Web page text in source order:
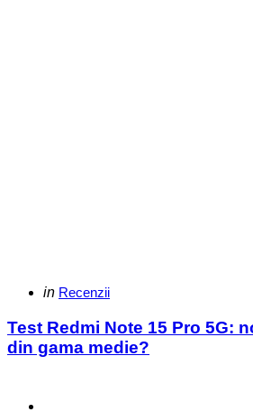
Categories
Posted
in Recenzii
Test Redmi Note 15 Pro 5G:
din gama medie?